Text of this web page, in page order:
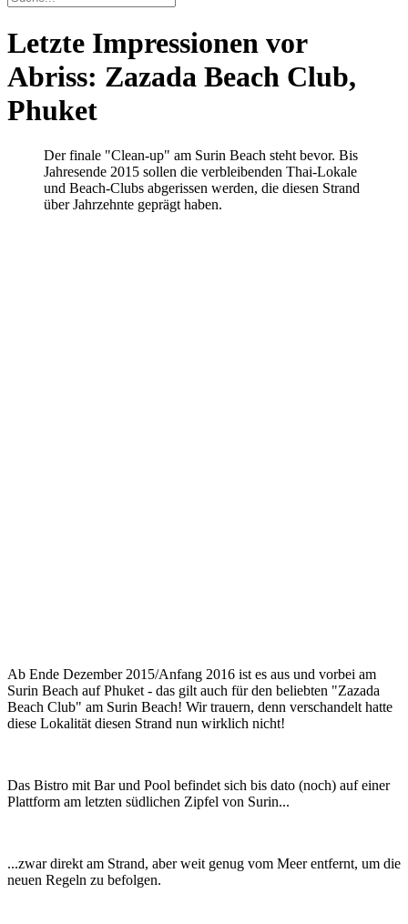
Letzte Impressionen vor
Abriss: Zazada Beach Club,
Phuket
Der finale "Clean-up" am Surin Beach steht bevor. Bis
Jahresende 2015 sollen die verbleibenden Thai-Lokale
und Beach-Clubs abgerissen werden, die diesen Strand
über Jahrzehnte geprägt haben.
Ab Ende Dezember 2015/Anfang 2016 ist es aus und vorbei am
Surin Beach auf Phuket - das gilt auch für den beliebten "Zazada
Beach Club" am Surin Beach! Wir trauern, denn verschandelt hatte
diese Lokalität diesen Strand nun wirklich nicht!
Das Bistro mit Bar und Pool befindet sich bis dato (noch) auf einer
Plattform am letzten südlichen Zipfel von Surin...
...zwar direkt am Strand, aber weit genug vom Meer entfernt, um die
neuen Regeln zu befolgen.